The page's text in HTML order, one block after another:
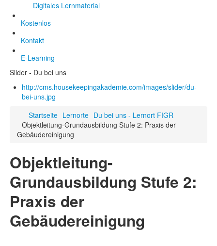
Digitales Lernmaterial
Kostenlos
Kontakt
E-Learning
Slider - Du bei uns
http://cms.housekeepingakademie.com/images/slider/du-
bei-uns.jpg
Startseite Lernorte Du bei uns - Lernort FIGR
Objektleitung-Grundausbildung Stufe 2: Praxis der
Gebäudereinigung
Objektleitung-
Grundausbildung Stufe 2:
Praxis der
Gebäudereinigung